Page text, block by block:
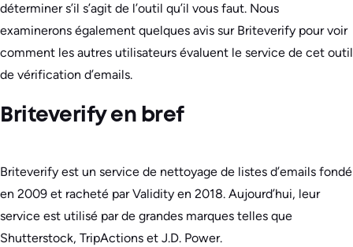
déterminer s’il s’agit de l’outil qu’il vous faut. Nous
examinerons également quelques avis sur Briteverify pour voir
comment les autres utilisateurs évaluent le service de cet outil
de vérification d’emails.
Briteverify en bref
Briteverify est un service de nettoyage de listes d’emails fondé
en 2009 et racheté par Validity en 2018. Aujourd’hui, leur
service est utilisé par de grandes marques telles que
Shutterstock, TripActions et J.D. Power.